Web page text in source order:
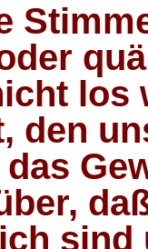
los
den
sind